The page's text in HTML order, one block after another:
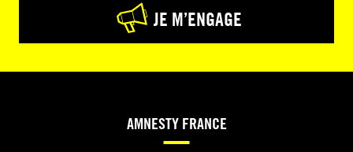
JE M’ENGAGE
AMNESTY FRANCE